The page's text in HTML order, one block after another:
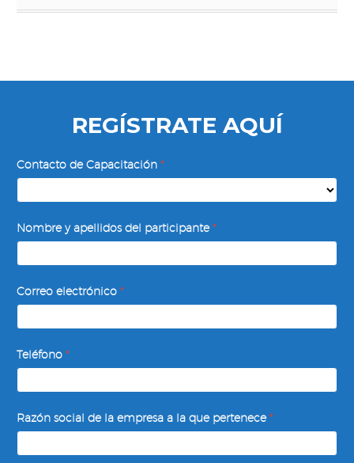
REGÍSTRATE AQUÍ
Retroalimentación
Efectiva
Contacto de Capacitación *
Nombre y apellidos del participante*
Correo electrónico *
Teléfono *
Razón social de la empresa a la que pertenece*